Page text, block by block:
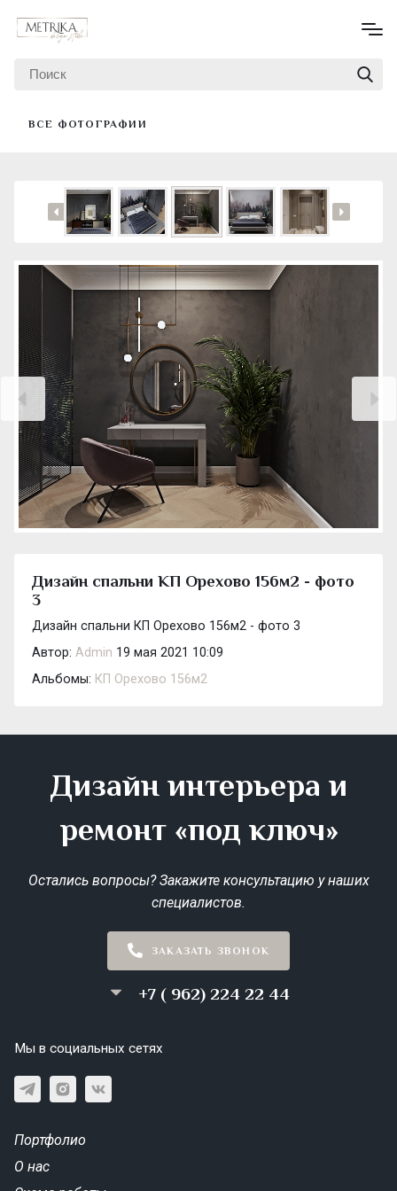
ВСЕ ФОТОГРАФИИ
Дизайн спальни КП Орехово 156м2 - фото
3
Дизайн спальни КП Орехово 156м2 - фото 3
Автор: Admin 19 мая 2021 10:09
Альбомы: КП Орехово 156м2
Дизайн интерьера и
ремонт «под ключ»
Остались вопросы? Закажите консультацию у наших
специалистов.
ЗАКАЗАТЬ ЗВОНОК
+7 ( 962) 224 22 44
Мы в социальных сетях
Портфолио
О нас